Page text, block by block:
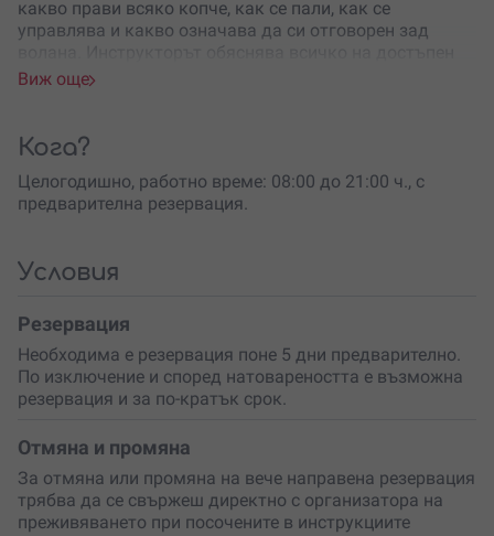
какво прави всяко копче, как се пали, как се
управлява и какво означава да си отговорен зад
език ипревръща обучението в игра
Следват упражнения по безопасност и техника на
шофиране – от плавно потегляне до реакция на
команда, спиране в завой и дори как се
предотвратява обръщане. Всичко това – на истинска
безопасността.
самостоятелно от децата (8–16 г.) или с възрастен до
тях (3–8 г.), а инструкторът следи и регулира
скоростта дистанционно. Освен много емоции, децата
получаватсертификат за участие
Подари преживяване
забавление и ценни шофьорски умения! Резервирай
още сега и нека забавлението започне!
Виж още
Кога?
Целогодишно, работно време: 08:00 до 21:00 ч., с
предварителна резервация.
Условия
Резервация
Необходима е резервация поне 5 дни предварително.
По изключение и според натовареността е възможна
резервация и за по-кратък срок.
Отмяна и промяна
За отмяна или промяна на вече направена резервация
трябва да се свържеш директно с организатора на
преживяването при посочените в инструкциите